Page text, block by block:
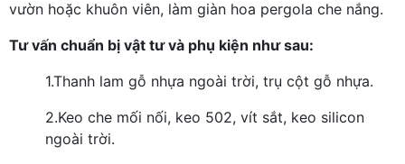
vườn hoặc khuôn viên, làm giàn hoa pergola che nắng.
Tư vấn chuẩn bị vật tư và phụ kiện như sau:
1.Thanh lam gỗ nhựa ngoài trời, trụ cột gỗ nhựa.
2.Keo che mối nối, keo 502, vít sắt, keo silicon
ngoài trời.